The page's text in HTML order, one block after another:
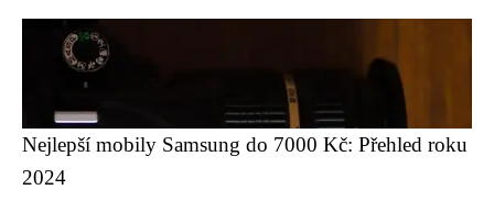
Nejlepší mobily Samsung do 7000 Kč: Přehled roku
2024